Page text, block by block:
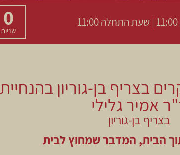
0
שניות
בצריף בן-גוריון בהנחיית
אמיר גלילי
בצריף בן-גוריון
הבית, המדבר שמחוץ לבית